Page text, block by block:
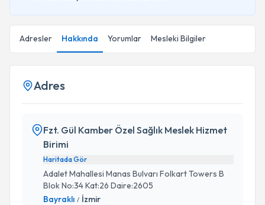
Adresler Hakkında Yorumlar Mesleki Bilgiler
Adres
Fzt. Gül Kamber Özel Sağlık Meslek Hizmet
Birimi
Haritada Gör
Adalet Mahallesi Manas Bulvarı Folkart Towers B
Blok No:34 Kat:26 Daire:2605
Bayraklı / İzmir